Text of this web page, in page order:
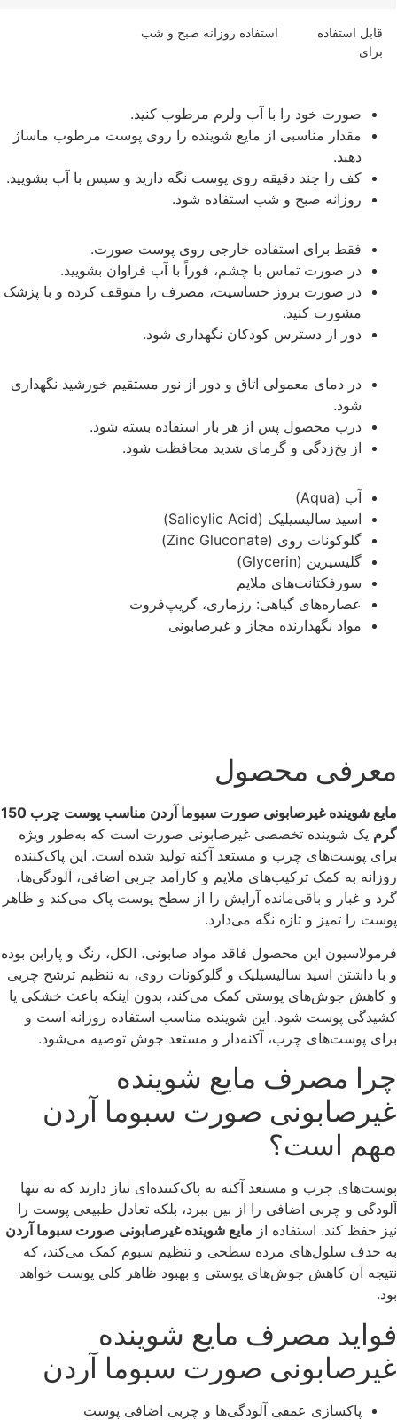
قابل استفاده
برای
استفاده روزانه صبح و شب
صورت خود را با آب ولرم مرطوب کنید.
مقدار مناسبی از مایع شوینده را روی پوست مرطوب ماساژ
دهید.
کف را چند دقیقه روی پوست نگه دارید و سپس با آب بشویید.
روزانه صبح و شب استفاده شود.
فقط برای استفاده خارجی روی پوست صورت.
در صورت تماس با چشم، فوراً با آب فراوان بشویید.
در صورت بروز حساسیت، مصرف را متوقف کرده و با پزشک
مشورت کنید.
دور از دسترس کودکان نگهداری شود.
در دمای معمولی اتاق و دور از نور مستقیم خورشید نگهداری
شود.
درب محصول پس از هر بار استفاده بسته شود.
از یخ‌زدگی و گرمای شدید محافظت شود.
آب (Aqua)
اسید سالیسیلیک (Salicylic Acid)
گلوکونات روی (Zinc Gluconate)
گلیسیرین (Glycerin)
سورفکتانت‌های ملایم
عصاره‌های گیاهی: رزماری، گریپ‌فروت
مواد نگهدارنده مجاز و غیرصابونی
معرفی محصول
مایع شوینده غیرصابونی صورت سبوما آردن مناسب پوست چرب 150
گرم یک شوینده تخصصی غیرصابونی صورت است که به‌طور ویژه
برای پوست‌های چرب و مستعد آکنه تولید شده است. این پاک‌کننده
روزانه به کمک ترکیب‌های ملایم و کارآمد چربی اضافی، آلودگی‌ها،
گرد و غبار و باقی‌مانده آرایش را از سطح پوست پاک می‌کند و ظاهر
پوست را تمیز و تازه نگه می‌دارد.
فرمولاسیون این محصول فاقد مواد صابونی، الکل، رنگ و پارابن بوده
و با داشتن اسید سالیسیلیک و گلوکونات روی، به تنظیم ترشح چربی
و کاهش جوش‌های پوستی کمک می‌کند، بدون اینکه باعث خشکی یا
کشیدگی پوست شود. این شوینده مناسب استفاده روزانه است و
برای پوست‌های چرب، آکنه‌دار و مستعد جوش توصیه می‌شود.
چرا مصرف مایع شوینده
غیرصابونی صورت سبوما آردن
مهم است؟
پوست‌های چرب و مستعد آکنه به پاک‌کننده‌ای نیاز دارند که نه تنها
آلودگی و چربی اضافی را از بین ببرد، بلکه تعادل طبیعی پوست را
نیز حفظ کند. استفاده از مایع شوینده غیرصابونی صورت سبوما آردن
به حذف سلول‌های مرده سطحی و تنظیم سبوم کمک می‌کند، که
نتیجه آن کاهش جوش‌های پوستی و بهبود ظاهر کلی پوست خواهد
بود.
فواید مصرف مایع شوینده
غیرصابونی صورت سبوما آردن
پاکسازی عمقی آلودگی‌ها و چربی اضافی پوست